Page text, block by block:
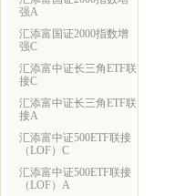
强A
汇添富国证2000指数增
强C
汇添富中证长三角ETF联
接C
汇添富中证长三角ETF联
接A
汇添富中证500ETF联接
（LOF）C
汇添富中证500ETF联接
（LOF）A